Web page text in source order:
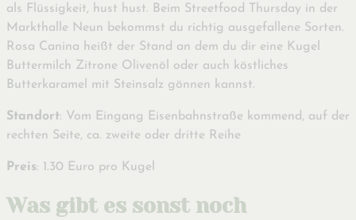
als Flüssigkeit, hust hust. Beim Streetfood Thursday in der
Markthalle Neun bekommst du richtig ausgefallene Sorten.
Rosa Canina heißt der Stand an dem du dir eine Kugel
Buttermilch Zitrone Olivenöl oder auch köstliches
Butterkaramel mit Steinsalz gönnen kannst.
Standort: Vom Eingang Eisenbahnstraße kommend, auf der
rechten Seite, ca. zweite oder dritte Reihe
Preis: 1.30 Euro pro Kugel
Was gibt es sonst noch